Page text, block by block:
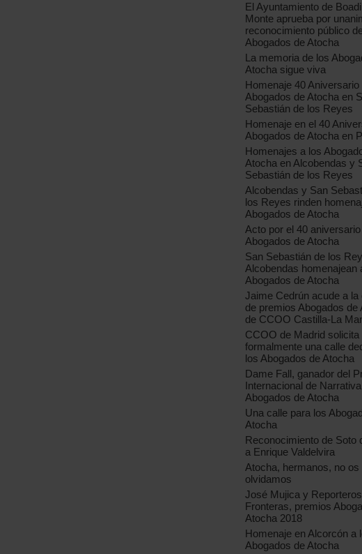
El Ayuntamiento de
Monte aprueba por
reconocimiento público
Abogados de Atocha
La memoria de los
Atocha sigue viva
Homenaje 40 Aniversario
Abogados de Atocha en
Sebastián de los Reyes
Homenaje en el 40
Abogados de Atocha en
Homenajes a los
Atocha en Alcobendas y
Sebastián de los Reyes
Alcobendas y San
los Reyes rinden
Abogados de Atocha
Acto por el 40
Abogados de Atocha
San Sebastián de los
Alcobendas homenajean
Abogados de Atocha
Jaime Cedrún acude a la
de premios Abogados de
de CCOO Castilla-La
CCOO de Madrid solicita
formalmente una calle
los Abogados de Atocha
Dame Fall, ganador del
Internacional de
Abogados de Atocha
Una calle para los
Atocha
Reconocimiento de Soto
a Enrique Valdelvira
Atocha, hermanos, no os
olvidamos
José Mujica y
Fronteras, premios
Atocha 2018
Homenaje en Alcorcón a
Abogados de Atocha